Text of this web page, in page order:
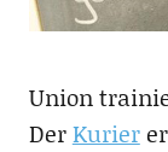
Union
DerKurier